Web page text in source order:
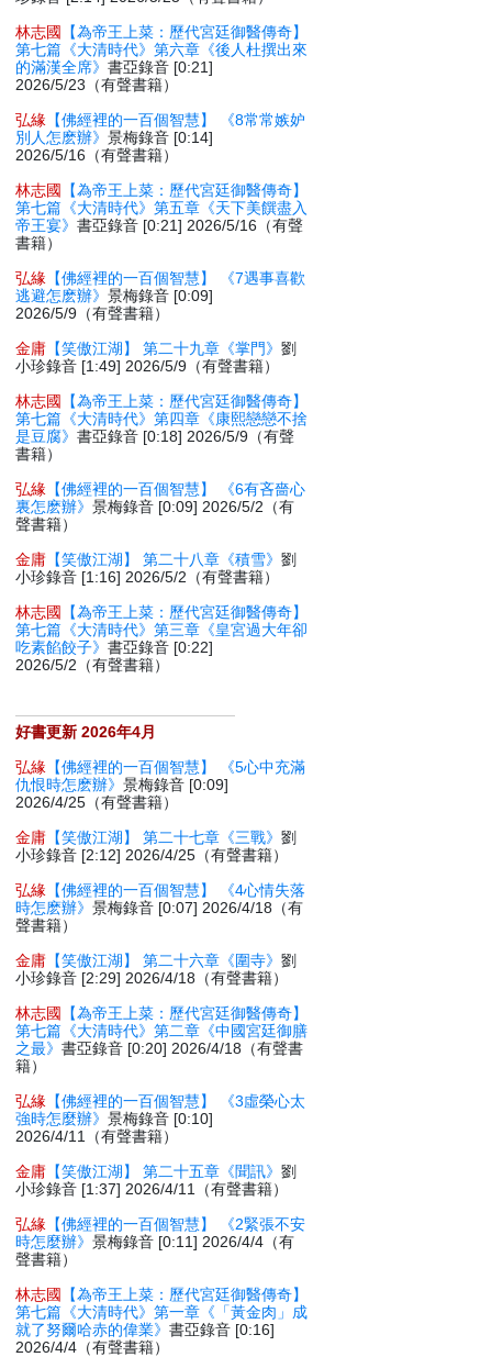
林志國
【為帝王上菜：歷代宮廷御醫傳奇】
第七篇《大清時代》第六章《後人杜撰出來
的滿漢全席》書亞錄音 [0:21]
2026/5/23（有聲書籍）
弘緣 【佛經裡的一百個智慧】 《8常常嫉妒
別人怎麽辦》景梅錄音 [0:14]
2026/5/16（有聲書籍）
林志國
【為帝王上菜：歷代宮廷御醫傳奇】
第七篇《大清時代》第五章《天下美饌盡入
帝王宴》書亞錄音 [0:21] 2026/5/16（有聲
書籍）
弘緣 【佛經裡的一百個智慧】 《7遇事喜歡
逃避怎麽辦》景梅錄音 [0:09]
2026/5/9（有聲書籍）
金庸 【笑傲江湖】 第二十九章《掌門》劉
小珍錄音 [1:49] 2026/5/9（有聲書籍）
林志國
【為帝王上菜：歷代宮廷御醫傳奇】
第七篇《大清時代》第四章《康熙戀戀不捨
是豆腐》書亞錄音 [0:18] 2026/5/9（有聲
書籍）
弘緣 【佛經裡的一百個智慧】 《6有吝嗇心
裏怎麽辦》景梅錄音 [0:09] 2026/5/2（有
聲書籍）
金庸 【笑傲江湖】 第二十八章《積雪》劉
小珍錄音 [1:16] 2026/5/2（有聲書籍）
林志國
【為帝王上菜：歷代宮廷御醫傳奇】
第七篇《大清時代》第三章《皇宮過大年卻
吃素餡餃子》書亞錄音 [0:22]
2026/5/2（有聲書籍）
好書更新 2026年4月
弘緣 【佛經裡的一百個智慧】 《5心中充滿
仇恨時怎麽辦》景梅錄音 [0:09]
2026/4/25（有聲書籍）
金庸 【笑傲江湖】 第二十七章《三戰》劉
小珍錄音 [2:12] 2026/4/25（有聲書籍）
弘緣 【佛經裡的一百個智慧】 《4心情失落
時怎麽辦》景梅錄音 [0:07] 2026/4/18（有
聲書籍）
金庸 【笑傲江湖】 第二十六章《圍寺》劉
小珍錄音 [2:29] 2026/4/18（有聲書籍）
林志國
【為帝王上菜：歷代宮廷御醫傳奇】
第七篇《大清時代》第二章《中國宮廷御膳
之最》書亞錄音 [0:20] 2026/4/18（有聲書
籍）
弘緣 【佛經裡的一百個智慧】 《3虛榮心太
強時怎麼辦》景梅錄音 [0:10]
2026/4/11（有聲書籍）
金庸 【笑傲江湖】 第二十五章《聞訊》劉
小珍錄音 [1:37] 2026/4/11（有聲書籍）
弘緣 【佛經裡的一百個智慧】 《2緊張不安
時怎麼辦》景梅錄音 [0:11] 2026/4/4（有
聲書籍）
林志國
【為帝王上菜：歷代宮廷御醫傳奇】
第七篇《大清時代》第一章《「黃金肉」成
就了努爾哈赤的偉業》書亞錄音 [0:16]
2026/4/4（有聲書籍）